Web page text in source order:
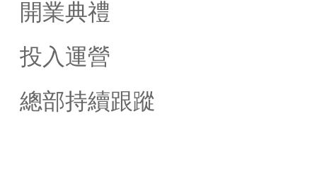
開業典禮
投入運營
總部持續跟蹤